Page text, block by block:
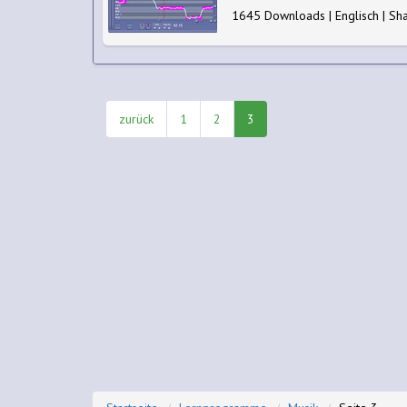
1645 Downloads | Englisch |
zurück 1 2 3